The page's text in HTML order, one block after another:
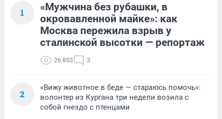
1
«Мужчина без рубашки, в
окровавленной майке»: как
Москва пережила взрыв у
сталинской высотки — репортаж
26 853 3
2
«Вижу животное в беде — стараюсь помочь»:
волонтер из Кургана три недели возила с
собой гнездо с птенцами